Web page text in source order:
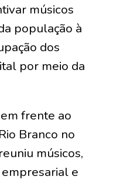
músicos
população à
dos
por meio da
frente ao
Branco no
músicos,
e